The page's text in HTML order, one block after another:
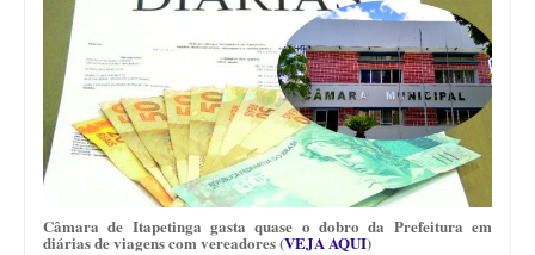
Câmara de Itapetinga gasta quase o dobro da Prefeitura em
diárias de viagens com vereadores (VEJA AQUI)